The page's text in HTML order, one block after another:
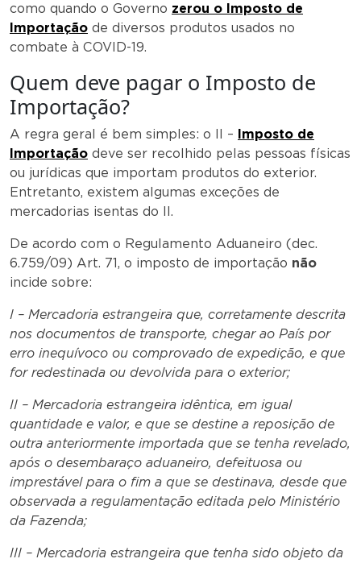
como quando o Governo zerou o Imposto de
Importação de diversos produtos usados no
combate à COVID-19.
Quem deve pagar o Imposto de
Importação?
A regra geral é bem simples: o II – Imposto de
Importação deve ser recolhido pelas pessoas físicas
ou jurídicas que importam produtos do exterior.
Entretanto, existem algumas exceções de
mercadorias isentas do II.
De acordo com o Regulamento Aduaneiro (dec.
6.759/09) Art. 71, o imposto de importação não
incide sobre:
I – Mercadoria estrangeira que, corretamente descrita
nos documentos de transporte, chegar ao País por
erro inequívoco ou comprovado de expedição, e que
for redestinada ou devolvida para o exterior;
II – Mercadoria estrangeira idêntica, em igual
quantidade e valor, e que se destine a reposição de
outra anteriormente importada que se tenha revelado,
após o desembaraço aduaneiro, defeituosa ou
imprestável para o fim a que se destinava, desde que
observada a regulamentação editada pelo Ministério
da Fazenda;
III – Mercadoria estrangeira que tenha sido objeto da